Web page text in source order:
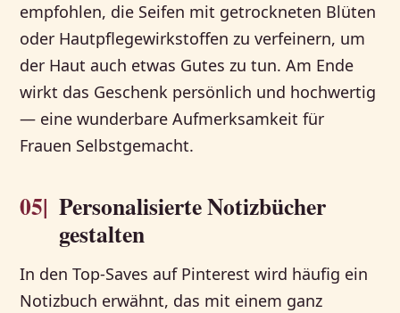
empfohlen, die Seifen mit getrockneten Blüten
oder Hautpflegewirkstoffen zu verfeinern, um
der Haut auch etwas Gutes zu tun. Am Ende
wirkt das Geschenk persönlich und hochwertig
— eine wunderbare Aufmerksamkeit für
Frauen Selbstgemacht.
05| Personalisierte Notizbücher
gestalten
In den Top-Saves auf Pinterest wird häufig ein
Notizbuch erwähnt, das mit einem ganz